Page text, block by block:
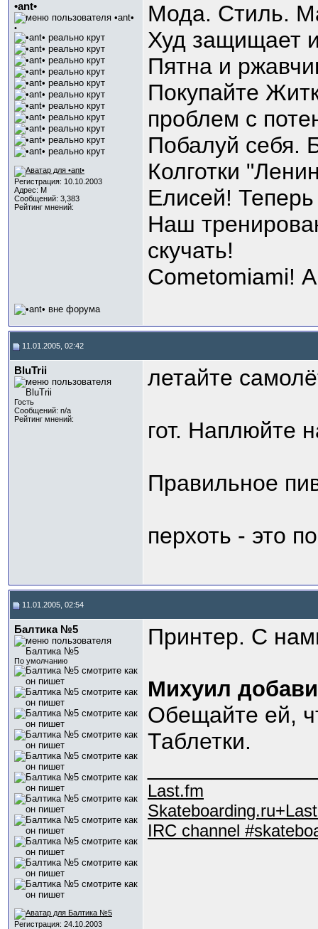
•ant•
•
Регистрация: 10.10.2003
Адрес: М
Сообщений: 3,383
Рейтинг мнений:
Мода. Стиль.
Худ защищает
Пятна и
Покупайте
проблем с
Побалуй себя.
Колготки
Елисей!
Наш
скучать!
Cometomiami!
11.01.2005, 02:42
BluTrii
Гость
Сообщений: n/a
Рейтинг мнений:
летайте
гот. Наплюйте
Правильное
перхоть - это
11.01.2005, 02:54
Балтика №5
По умолчанию
Регистрация: 24.10.2003
Принтер. С
Михyил
Обещайте ей,
Таблетки.
Last.fm
IRC channel